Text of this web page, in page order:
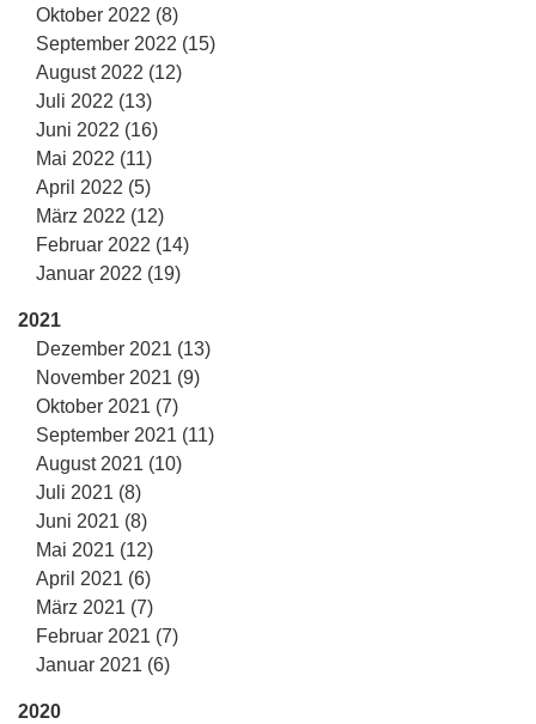
Oktober 2022 (8)
September 2022 (15)
August 2022 (12)
Juli 2022 (13)
Juni 2022 (16)
Mai 2022 (11)
April 2022 (5)
März 2022 (12)
Februar 2022 (14)
Januar 2022 (19)
2021
Dezember 2021 (13)
November 2021 (9)
Oktober 2021 (7)
September 2021 (11)
August 2021 (10)
Juli 2021 (8)
Juni 2021 (8)
Mai 2021 (12)
April 2021 (6)
März 2021 (7)
Februar 2021 (7)
Januar 2021 (6)
2020